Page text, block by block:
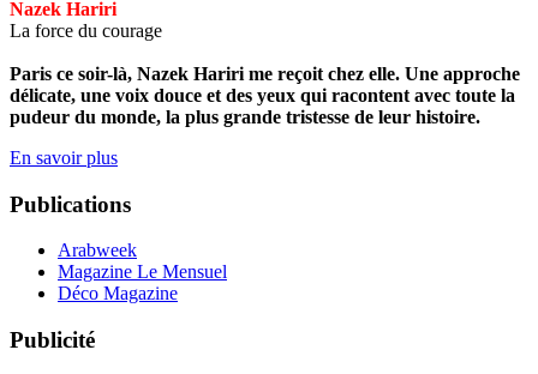
Nazek Hariri
La force du courage
Paris ce soir-là, Nazek Hariri me reçoit chez elle. Une approche
délicate, une voix douce et des yeux qui racontent avec toute la
pudeur du monde, la plus grande tristesse de leur histoire.
En savoir plus
Publications
Arabweek
Magazine Le Mensuel
Déco Magazine
Publicité